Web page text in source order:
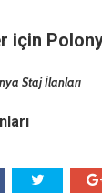
için
Staj İlanları